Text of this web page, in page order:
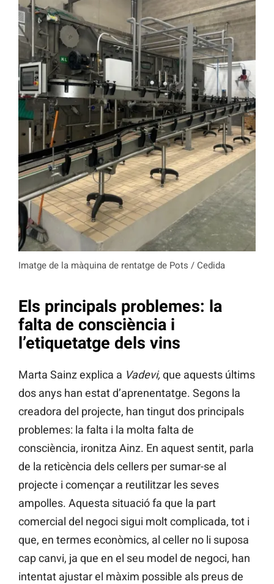
Imatge de la màquina de rentatge de Pots / Cedida
Els principals problemes: la
falta de consciència i
l’etiquetatge dels vins
Marta Sainz explica a Vadevi, que aquests últims
dos anys han estat d’aprenentatge. Segons la
creadora del projecte, han tingut dos principals
problemes: la falta i la molta falta de
consciència, ironitza Ainz. En aquest sentit, parla
de la reticència dels cellers per sumar-se al
projecte i començar a reutilitzar les seves
ampolles. Aquesta situació fa que la part
comercial del negoci sigui molt complicada, tot i
que, en termes econòmics, al celler no li suposa
cap canvi, ja que en el seu model de negoci, han
intentat ajustar el màxim possible als preus de